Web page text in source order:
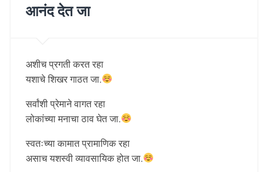
आनंद देत जा
अशीच प्रगती करत रहा
यशाचे शिखर गाठत जा.
सर्वांशी प्रेमाने वागत रहा
लोकांच्या मनाचा ठाव घेत जा.
स्वतःच्या कामात प्रामाणिक रहा
असाच यशस्वी व्यावसायिक होत जा.